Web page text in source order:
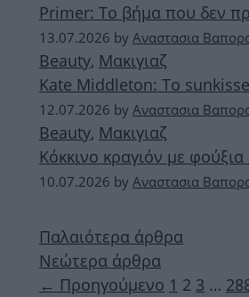
Primer: Το βήμα που δεν
13.07.2026 by Αναστασια
Beauty, Μακιγιαζ
Kate Middleton: Το
12.07.2026 by Αναστασια
Beauty, Μακιγιαζ
Κόκκινο κραγιόν με
10.07.2026 by Αναστασια
Παλαιότερα άρθρα
Νεώτερα άρθρα
← Προηγούμενο Σελίδα
1 Σελίδα
2 Σελίδα
3 …